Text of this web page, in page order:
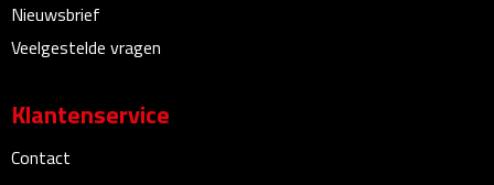
Thermosflessen
Nieuwsbrief
Veelgestelde vragen
Klantenservice
Contact